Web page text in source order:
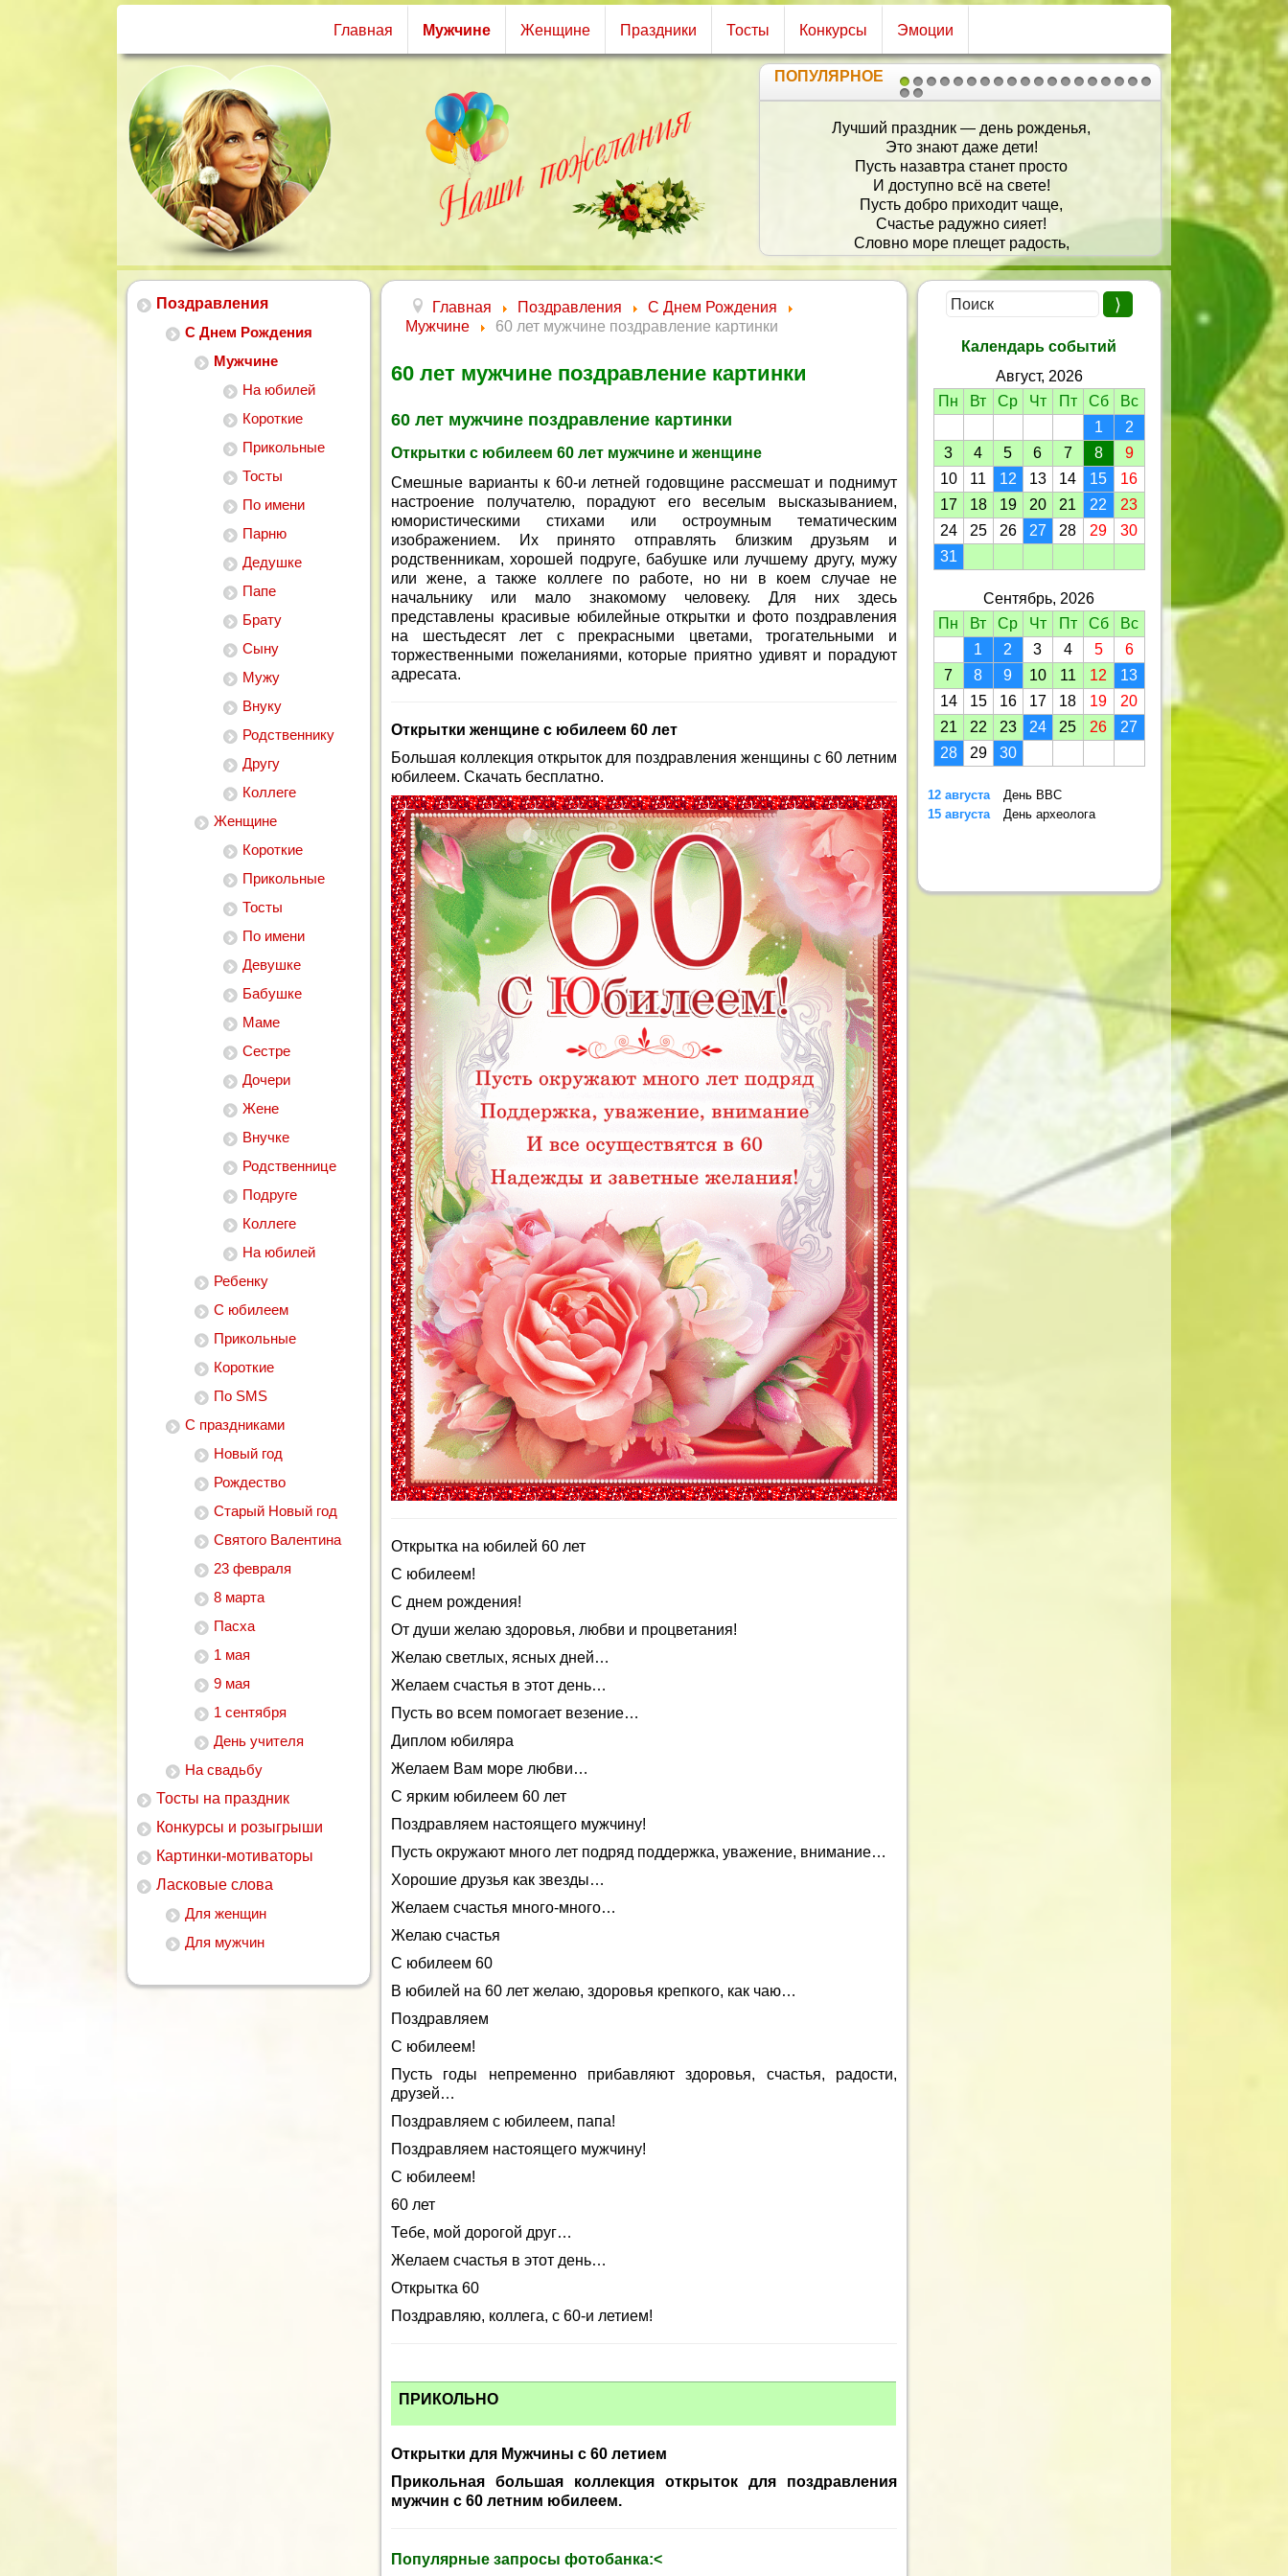
Главная Мужчине Женщине Праздники Тосты Конкурсы Эмоции
1 2
2021
ПОПУЛЯРНОЕ
Лучший праздник — день рожденья,
Это знают даже дети!
Пусть назавтра станет просто
И доступно всё на свете!
Пусть добро приходит чаще,
Счастье радужно сияет!
Словно море плещет радость,
Жизнь манит и восхищает!
Позвольте мне в Ваш День Рождения
Сказать Вам много добрых слов
О том, что Вы достойны восхищения
И быть должны хозяйкою цветов!
У Вас в глазах кусочек неба,
Вы изящества, гармонии полны!
Ваш образ в памяти всегда,
Безумно Вы прекрасны и милы!
Поздравления
С Днем Рождения
Мужчине
На юбилей
Короткие
Прикольные
Тосты
По имени
Парню
Дедушке
Папе
Брату
Сыну
Мужу
Внуку
Родственнику
Другу
Коллеге
Женщине
Короткие
Прикольные
Тосты
По имени
Девушке
Бабушке
Маме
Сестре
Дочери
Жене
Внучке
Родственнице
Подруге
Коллеге
На юбилей
Ребенку
С юбилеем
Прикольные
Короткие
По SMS
С праздниками
Новый год
Рождество
Старый Новый год
Святого Валентина
23 февраля
8 марта
Пасха
1 мая
9 мая
1 сентября
День учителя
На свадьбу
Тосты на праздник
Конкурсы и розыгрыши
Картинки-мотиваторы
Ласковые слова
Для женщин
Для мужчин
Главная Поздравления
С Днем Рождения
Мужчине
60 лет мужчине поздравление картинки
60 лет мужчине поздравление картинки
60 лет мужчине поздравление картинки
Открытки с юбилеем 60 лет мужчине и женщине
Смешные варианты к 60-и летней годовщине рассмешат и поднимут
настроение получателю, порадуют его веселым высказыванием,
юмористическими стихами или остроумным тематическим
изображением. Их принято отправлять близким друзьям и
родственникам, хорошей подруге, бабушке или лучшему другу, мужу
или жене, а также коллеге по работе, но ни в коем случае не
начальнику или мало знакомому человеку. Для них здесь
представлены красивые юбилейные открытки и фото поздравления
на шестьдесят лет с прекрасными цветами, трогательными и
торжественными пожеланиями, которые приятно удивят и порадуют
адресата.
Открытки женщине с юбилеем 60 лет
Большая коллекция открыток для поздравления женщины с 60 летним
юбилеем. Скачать бесплатно.
Открытка на юбилей 60 лет
С юбилеем!
С днем рождения!
От души желаю здоровья, любви и процветания!
Желаю светлых, ясных дней…
Желаем счастья в этот день…
Пусть во всем помогает везение…
Диплом юбиляра
Желаем Вам море любви…
С ярким юбилеем 60 лет
Поздравляем настоящего мужчину!
Пусть окружают много лет подряд поддержка, уважение, внимание…
Хорошие друзья как звезды…
Желаем счастья много-много…
Желаю счастья
С юбилеем 60
В юбилей на 60 лет желаю, здоровья крепкого, как чаю…
Поздравляем
С юбилеем!
Пусть годы непременно прибавляют здоровья, счастья, радости,
друзей…
Поздравляем с юбилеем, папа!
Поздравляем настоящего мужчину!
С юбилеем!
60 лет
Тебе, мой дорогой друг…
Желаем счастья в этот день…
Открытка 60
Поздравляю, коллега, с 60-и летием!
ПРИКОЛЬНО
Открытки для Мужчины с 60 летием
Прикольная большая коллекция открыток для поздравления
мужчин с 60 летним юбилеем.
Популярные запросы фотобанка:<
Календарь событий
Август, 2026
Пн
Вт Ср Чт Пт Сб
Вс
1
2
3
4 5 6 7 8
9
10
11 12 13 14 15
16
17
18 19 20 21 22
23
24
25 26 27 28 29
30
31
Сентябрь, 2026
Пн
Вт Ср Чт Пт Сб
Вс
1
2 3 4 5
6
7
8 9 10 11 12
13
14
15 16 17 18 19
20
21
22 23 24 25 26
27
28
29 30
12 августа
День ВВС
15 августа
День археолога